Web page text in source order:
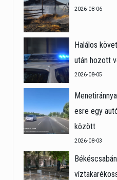
2026-08-06
Halálos
után hozott
2026-08-05
esre egy
között
2026-08-03